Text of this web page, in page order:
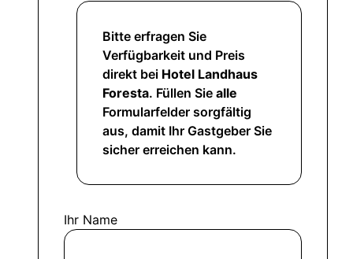
Bitte erfragen Sie
Verfügbarkeit und Preis
direkt bei Hotel Landhaus
Foresta. Füllen Sie alle
Formularfelder sorgfältig
aus, damit Ihr Gastgeber Sie
sicher erreichen kann.
Ihr Name